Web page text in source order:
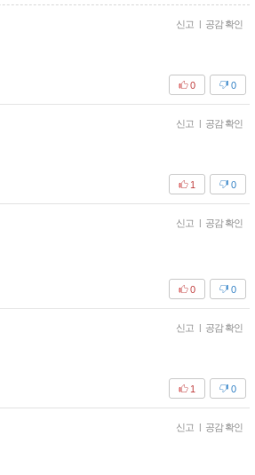
신고 | 공감 확인
0
0
신고 | 공감 확인
0
1
신고 | 공감 확인
0
0
신고 | 공감 확인
0
1
신고 | 공감 확인